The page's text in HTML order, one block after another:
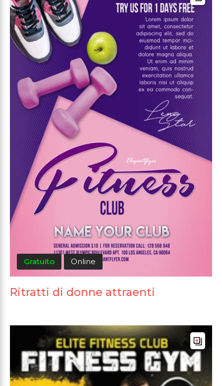
Gratuito Online
Ritratti di donne attraenti